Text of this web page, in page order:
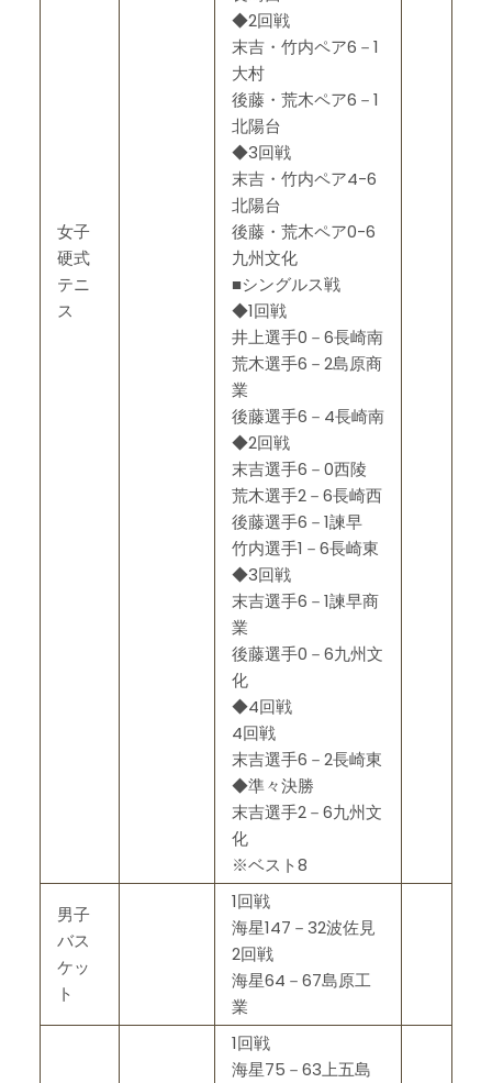
女子
硬式
テニ
ス
◆2回戦
末吉・竹内ペア6－1
大村
後藤・荒木ペア6－1
北陽台
◆3回戦
末吉・竹内ペア4-6
北陽台
後藤・荒木ペア0-6
九州文化
■シングルス戦
◆1回戦
井上選手0－6長崎南
荒木選手6－2島原商
業
後藤選手6－4長崎南
◆2回戦
末吉選手6－0西陵
荒木選手2－6長崎西
後藤選手6－1諫早
竹内選手1－6長崎東
◆3回戦
末吉選手6－1諫早商
業
後藤選手0－6九州文
化
◆4回戦
4回戦
末吉選手6－2長崎東
◆準々決勝
末吉選手2－6九州文
化
※ベスト8
男子
バス
ケッ
ト
1回戦
海星147－32波佐見
2回戦
海星64－67島原工
業
1回戦
海星75－63上五島